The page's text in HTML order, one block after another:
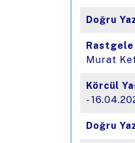
Doğru
Murat
Körcül
-
Doğru